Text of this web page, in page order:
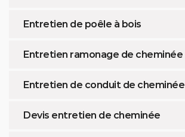
Entretien de poêle à bois
Entretien ramonage de cheminée
Entretien de conduit de cheminée
Devis entretien de cheminée